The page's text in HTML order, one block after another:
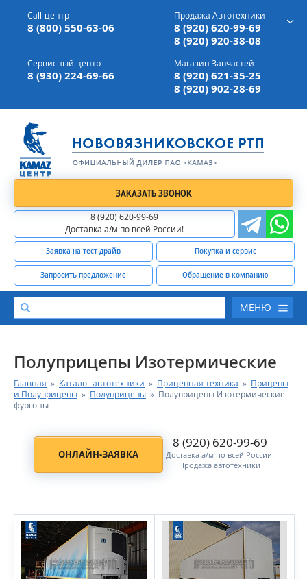
г. Вязники,ул. Механизаторов, д 90
Доставка а/м,по всей России
Call-центр
8 (800) 550-63-06
Продажа Автотехники
8 (920) 620-99-69
8 (920) 920-38-08
Сервисный центр
8 (930) 224-69-66
Магазин Запчастей
8 (920) 621-35-25
8 (920) 902-28-69
ЗАКАЗАТЬ ЗВОНОК
8 (920) 620-99-69
Доставка а/м по всей России!
Заявка на тест-драйв Покупка и сервис
Запросить предложение Обращение в компанию
МЕНЮ
КАТАЛОГ АВТОТЕХНИКИ
ЗАПАСНЫЕ ЧАСТИ
ФИНАНСОВЫЙ СЕРВИС
ФОТОГАЛЕРЕЯ
Полуприцепы Изотермические
Главная » Каталог автотехники » Прицепная техника » Прицепы
и Полуприцепы » Полуприцепы » Полуприцепы Изотермические
фургоны
ОНЛАЙН-ЗАЯВКА
8 (920) 620-99-69
Доставка а/м по всей России!
Продажа автотехники